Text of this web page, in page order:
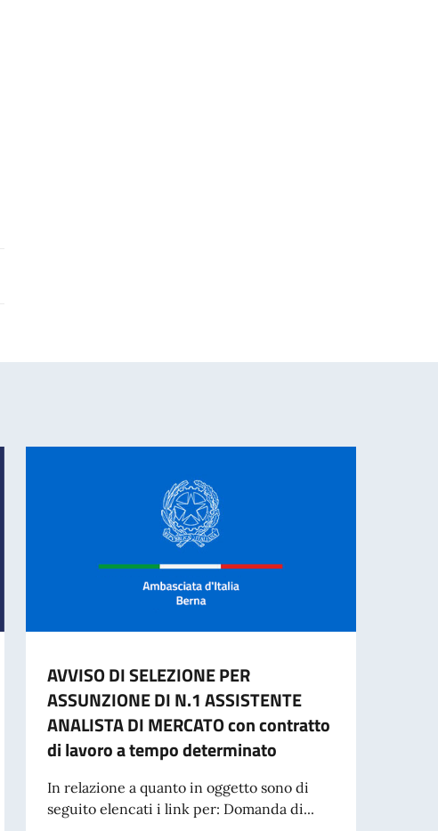
AVVISO DI SELEZIONE PER
ASSUNZIONE DI N.1 ASSISTENTE
ANALISTA DI MERCATO con contratto
di lavoro a tempo determinato
In relazione a quanto in oggetto sono di
seguito elencati i link per: Domanda di...